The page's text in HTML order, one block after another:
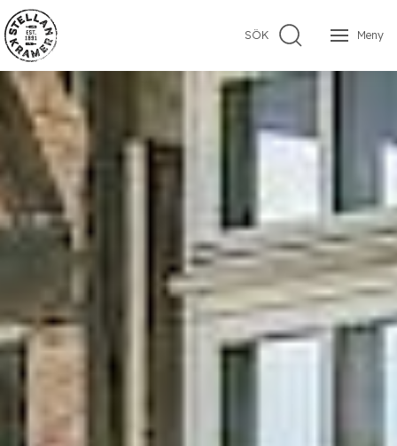
SÖK Meny